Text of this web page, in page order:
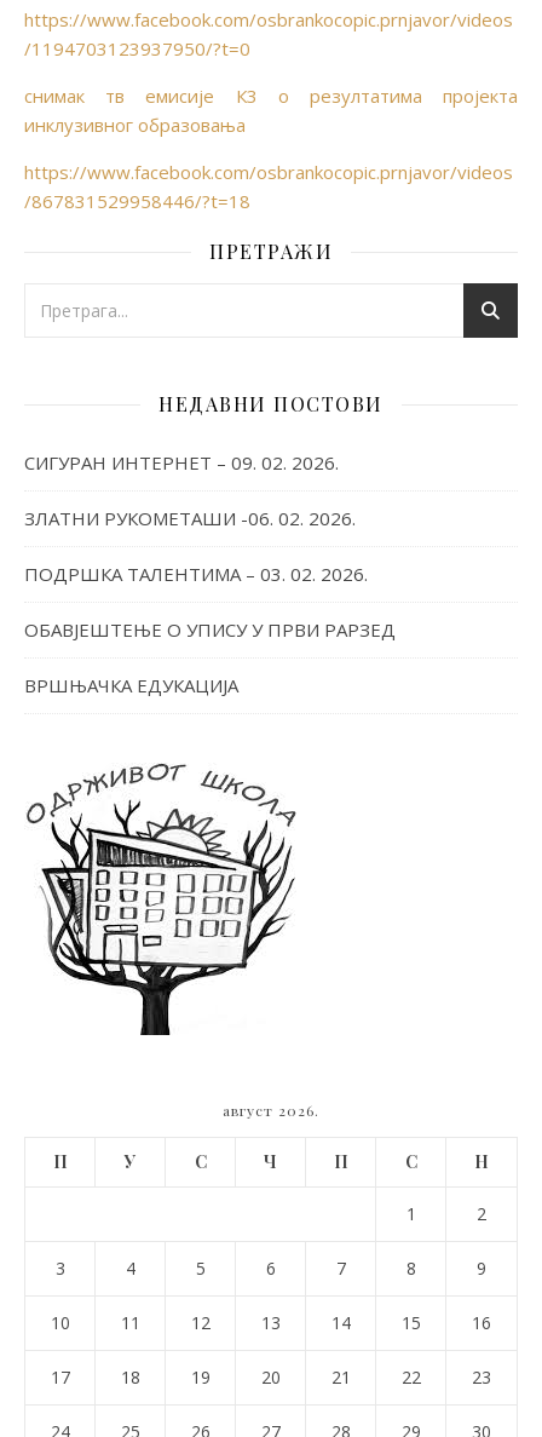
https://www.facebook.com/osbrankocopic.prnjavor/videos
/1194703123937950/?t=0
снимак тв емисије К3 о резултатима пројекта
инклузивног образовања
https://www.facebook.com/osbrankocopic.prnjavor/videos
/867831529958446/?t=18
ПРЕТРАЖИ
НЕДАВНИ ПОСТОВИ
СИГУРАН ИНТЕРНЕТ – 09. 02. 2026.
ЗЛАТНИ РУКОМЕТАШИ -06. 02. 2026.
ПОДРШКА ТАЛЕНТИМА – 03. 02. 2026.
ОБАВЈЕШТЕЊЕ О УПИСУ У ПРВИ РАРЗЕД
ВРШЊАЧКА ЕДУКАЦИЈА
август 2026.
П У С Ч П С Н
1 2
3 4 5 6 7 8 9
10 11 12 13 14 15 16
17 18 19 20 21 22 23
24 25 26 27 28 29 30